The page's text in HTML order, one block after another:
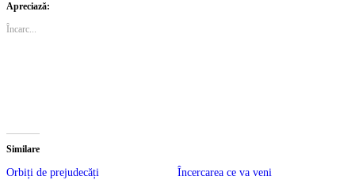
Apreciază:
Încarc...
Similare
Orbiți de prejudecăți Încercarea ce va veni